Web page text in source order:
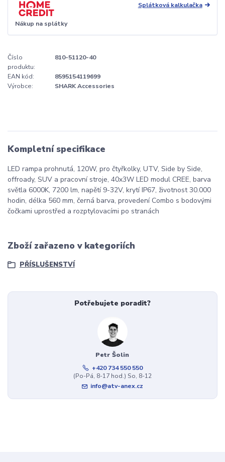
Splátková kalkulačka
Nákup na splátky
Číslo
produktu:
810-51120-40
EAN kód:
8595154119699
Výrobce:
SHARK Accessories
Kompletní specifikace
LED rampa prohnutá, 120W, pro čtyřkolky, UTV, Side by Side,
offroady, SUV a pracovní stroje, 40x3W LED modul CREE, barva
světla 6000K, 7200 lm, napětí 9-32V, krytí IP67, životnost 30.000
hodin, délka 560 mm, černá barva, provedení Combo s bodovými
čočkami uprostřed a rozptylovacími po stranách
Zboží zařazeno v kategoriích
PŘÍSLUŠENSTVÍ
Potřebujete poradit?
Petr Šolin
+420 734 550 550
(Po-Pá, 8-17 hod.) So, 8-12
info@atv-anex.cz